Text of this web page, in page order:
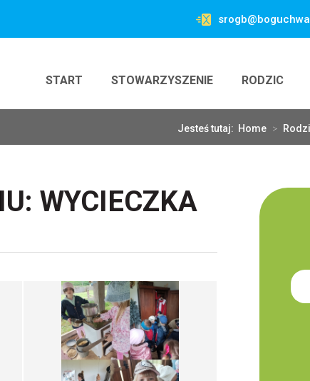
START STOWARZYSZENIE RODZIC
Jesteś tutaj: Home >
WYCIECZKA